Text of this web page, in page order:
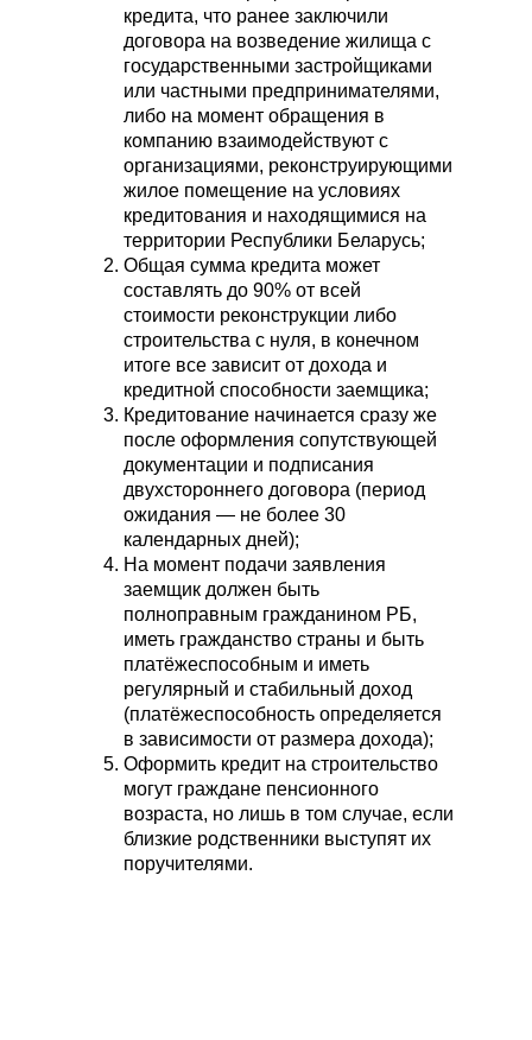
кредита, что ранее заключили
договора на возведение жилища с
государственными застройщиками
или частными предпринимателями,
либо на момент обращения в
компанию взаимодействуют с
организациями, реконструирующими
жилое помещение на условиях
кредитования и находящимися на
территории Республики Беларусь;
Общая сумма кредита может
составлять до 90% от всей
стоимости реконструкции либо
строительства с нуля, в конечном
итоге все зависит от дохода и
кредитной способности заемщика;
Кредитование начинается сразу же
после оформления сопутствующей
документации и подписания
двухстороннего договора (период
ожидания — не более 30
календарных дней);
На момент подачи заявления
заемщик должен быть
полноправным гражданином РБ,
иметь гражданство страны и быть
платёжеспособным и иметь
регулярный и стабильный доход
(платёжеспособность определяется
в зависимости от размера дохода);
Оформить кредит на строительство
могут граждане пенсионного
возраста, но лишь в том случае, если
близкие родственники выступят их
поручителями.